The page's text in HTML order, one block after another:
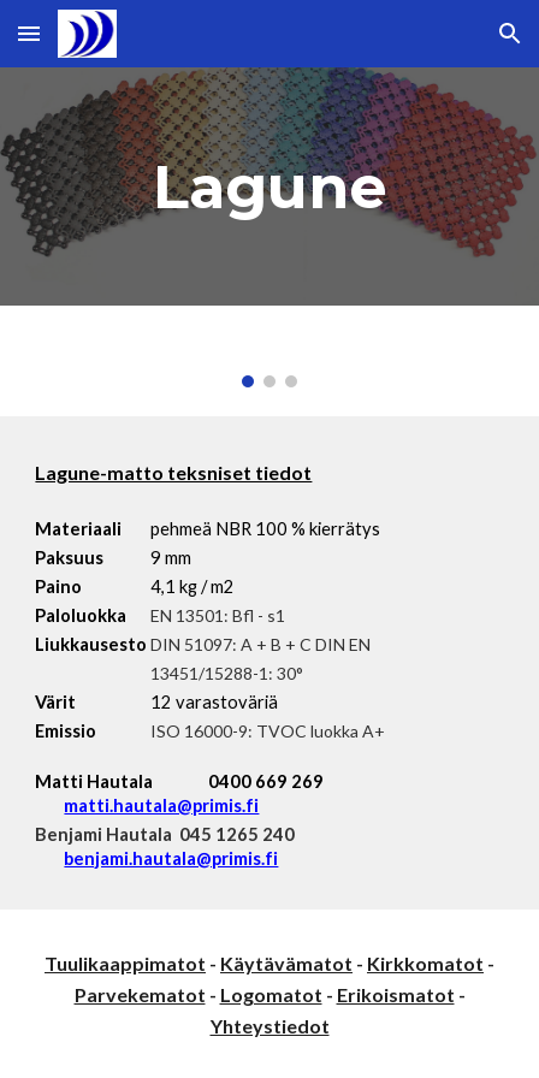
Skip to main content Skip to navigation
Lagune
Lagune-matto teksniset tiedot
Materiaali
pehmeä NBR 100 % kierrätys
Paksuus
9 mm
Paino
4,1 kg / m2
Paloluokka
EN 13501: Bfl - s1
Liukkausesto DIN 51097: A + B + C DIN EN
13451/15288-1: 30°
Värit
12 varastoväriä
Emissio
ISO 16000-9: TVOC luokka A+
Matti Hautala
0400 669 269
matti.hautala@primis.fi
Benjami Hautala 045 1265 240
benjami.hautala@primis.fi
Tuulikaappimatot - Käytävämatot - Kirkkomatot -
Parvekematot - Logomatot - Erikoismatot -
Yhteystiedot